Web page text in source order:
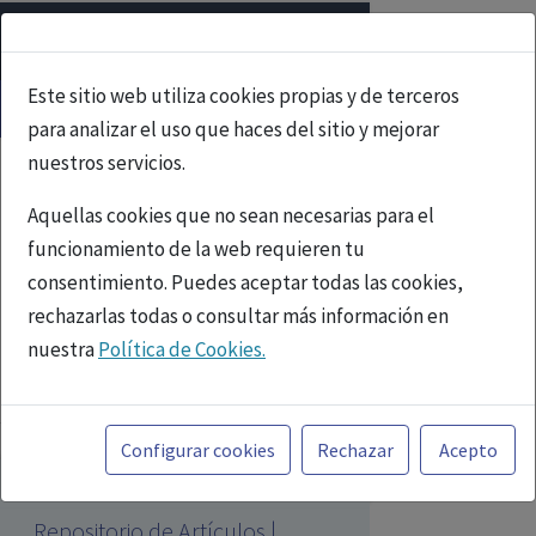
Este sitio web utiliza cookies propias y de terceros
para analizar el uso que haces del sitio y mejorar
nuestros servicios.
Aquellas cookies que no sean necesarias para el
funcionamiento de la web requieren tu
consentimiento. Puedes aceptar todas las cookies,
rechazarlas todas o consultar más información en
nuestraPolítica de Cookies.
Toda la información incluida en la Página Web está
referida a productos del mercado español y, por
tanto, dirigida a profesionales sanitarios legalmente
facultados para prescribir o dispensar medicamentos
Configurar cookies Rechazar Acepto